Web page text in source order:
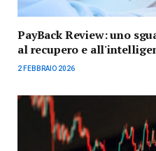
PayBack Review: uno
al recupero e
2 FEBBRAIO 2026